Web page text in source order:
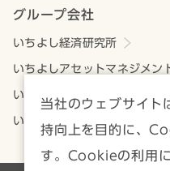
グループ会社
いちよし経済研究所
いちよしアセットマネジメン
いちよしビジネスサービス
いちよしIFA
当社のウェブサイト
持向上を目的に、
す。Cookieの利用